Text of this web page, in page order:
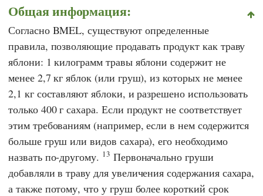
Общая информация:
Согласно BMEL, существуют определенные
правила, позволяющие продавать продукт как траву
яблони: 1 килограмм травы яблони содержит не
менее 2,7 кг яблок (или груш), из которых не менее
2,1 кг составляют яблоки, и разрешено использовать
только 400 г сахара. Если продукт не соответствует
этим требованиям (например, если в нем содержится
больше груш или видов сахара), его необходимо
назвать по-другому. 13 Первоначально груши
добавляли в траву для увеличения содержания сахара,
а также потому, что у груш более короткий срок